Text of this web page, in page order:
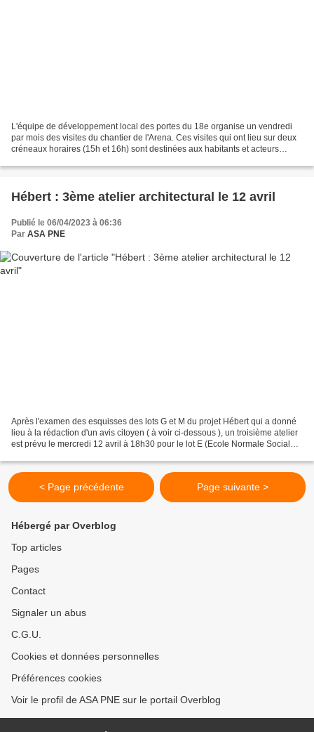
L'équipe de développement local des portes du 18e organise un vendredi
par mois des visites du chantier de l'Arena. Ces visites qui ont lieu sur deux
créneaux horaires (15h et 16h) sont destinées aux habitants et acteurs
Hébert : 3ème atelier architectural le 12 avril
Publié le 06/04/2023 à 06:36
Par ASA PNE
Après l'examen des esquisses des lots G et M du projet Hébert qui a donné
lieu à la rédaction d'un avis citoyen ( à voir ci-dessous ), un troisième atelier
est prévu le mercredi 12 avril à 18h30 pour le lot E (Ecole Normale Sociale,
< Page précédente Page suivante >
Hébergé par Overblog
Top articles
Pages
Contact
Signaler un abus
C.G.U.
Cookies et données personnelles
Préférences cookies
Voir le profil de ASA PNE sur le portail Overblog